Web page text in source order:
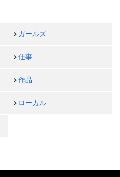
ガールズ
仕事
作品
ローカル